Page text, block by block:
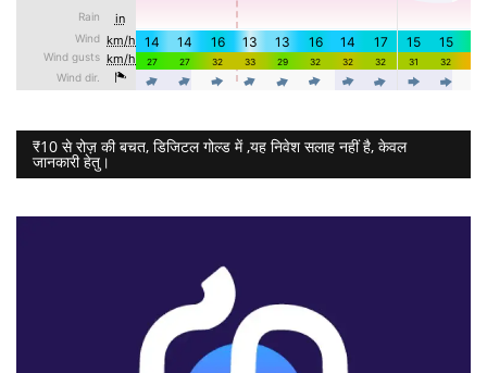
₹10 से रोज़ की बचत, डिजिटल गोल्ड में ,यह निवेश सलाह नहीं है, केवल
जानकारी हेतु।